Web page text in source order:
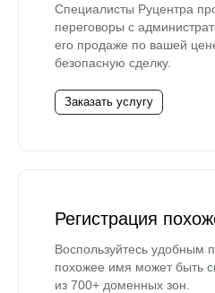
Специалисты Руцентра
переговоры с
его продаже по вашей
безопасную сделку.
Заказать услугу
Регистрация
Воспользуйтесь удобным
похожее имя может быть
из 700+ доменных зон.